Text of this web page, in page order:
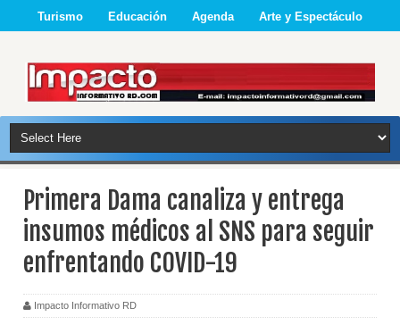
Turismo Educación Agenda Arte y Espectáculo
Primera Dama canaliza y entrega
insumos médicos al SNS para seguir
enfrentando COVID-19
Impacto Informativo RD